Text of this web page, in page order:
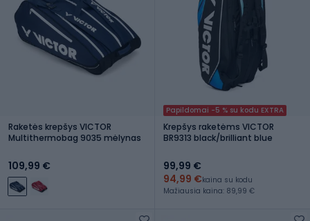
Raketės krepšys VICTOR
Multithermobag 9035 mėlynas
109,99 €
Papildomai -5 % su kodu EXTRA
Krepšys raketėms VICTOR
BR9313 black/brilliant blue
99,99 €
94,99 €kaina su kodu
Mažiausia kaina: 89,99 €